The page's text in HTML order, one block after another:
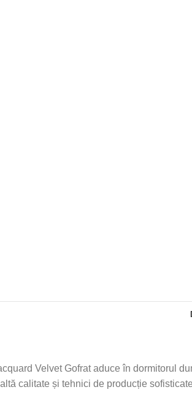
Velvet Gofrat aduce în dormitorul
calitate și tehnici de producție